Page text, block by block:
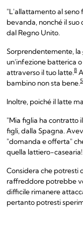
"L'allattamento al seno
bevanda, nonché il suo
dal Regno Unito.
Sorprendentemente, la
un'infezione batterica
attraverso il tuo latte.8
bambino non sta bene.5
Inoltre, poiché il latte
"Mia figlia ha contratto
figli, dalla Spagna.
"domanda e offerta"
quella lattiero-
Considera che potresti
raffreddore potrebbe
difficile rimanere
pertanto potresti